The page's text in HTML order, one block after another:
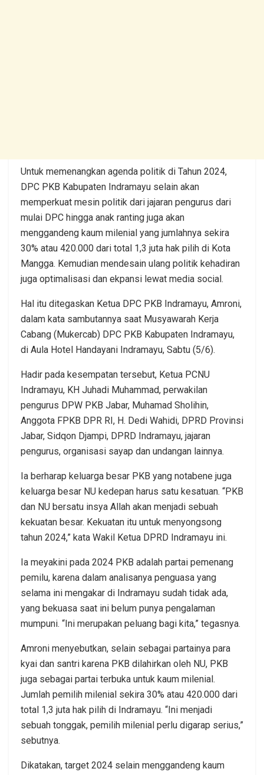
Untuk memenangkan agenda politik di Tahun 2024,
DPC PKB Kabupaten Indramayu selain akan
memperkuat mesin politik dari jajaran pengurus dari
mulai DPC hingga anak ranting juga akan
menggandeng kaum milenial yang jumlahnya sekira
30% atau 420.000 dari total 1,3 juta hak pilih di Kota
Mangga. Kemudian mendesain ulang politik kehadiran
juga optimalisasi dan ekpansi lewat media social.
Hal itu ditegaskan Ketua DPC PKB Indramayu, Amroni,
dalam kata sambutannya saat Musyawarah Kerja
Cabang (Mukercab) DPC PKB Kabupaten Indramayu,
di Aula Hotel Handayani Indramayu, Sabtu (5/6).
Hadir pada kesempatan tersebut, Ketua PCNU
Indramayu, KH Juhadi Muhammad, perwakilan
pengurus DPW PKB Jabar, Muhamad Sholihin,
Anggota FPKB DPR RI, H. Dedi Wahidi, DPRD Provinsi
Jabar, Sidqon Djampi, DPRD Indramayu, jajaran
pengurus, organisasi sayap dan undangan lainnya.
Ia berharap keluarga besar PKB yang notabene juga
keluarga besar NU kedepan harus satu kesatuan. “PKB
dan NU bersatu insya Allah akan menjadi sebuah
kekuatan besar. Kekuatan itu untuk menyongsong
tahun 2024,” kata Wakil Ketua DPRD Indramayu ini.
Ia meyakini pada 2024 PKB adalah partai pemenang
pemilu, karena dalam analisanya penguasa yang
selama ini mengakar di Indramayu sudah tidak ada,
yang bekuasa saat ini belum punya pengalaman
mumpuni. “Ini merupakan peluang bagi kita,” tegasnya.
Amroni menyebutkan, selain sebagai partainya para
kyai dan santri karena PKB dilahirkan oleh NU, PKB
juga sebagai partai terbuka untuk kaum milenial.
Jumlah pemilih milenial sekira 30% atau 420.000 dari
total 1,3 juta hak pilih di Indramayu. “Ini menjadi
sebuah tonggak, pemilih milenial perlu digarap serius,”
sebutnya.
Dikatakan, target 2024 selain menggandeng kaum